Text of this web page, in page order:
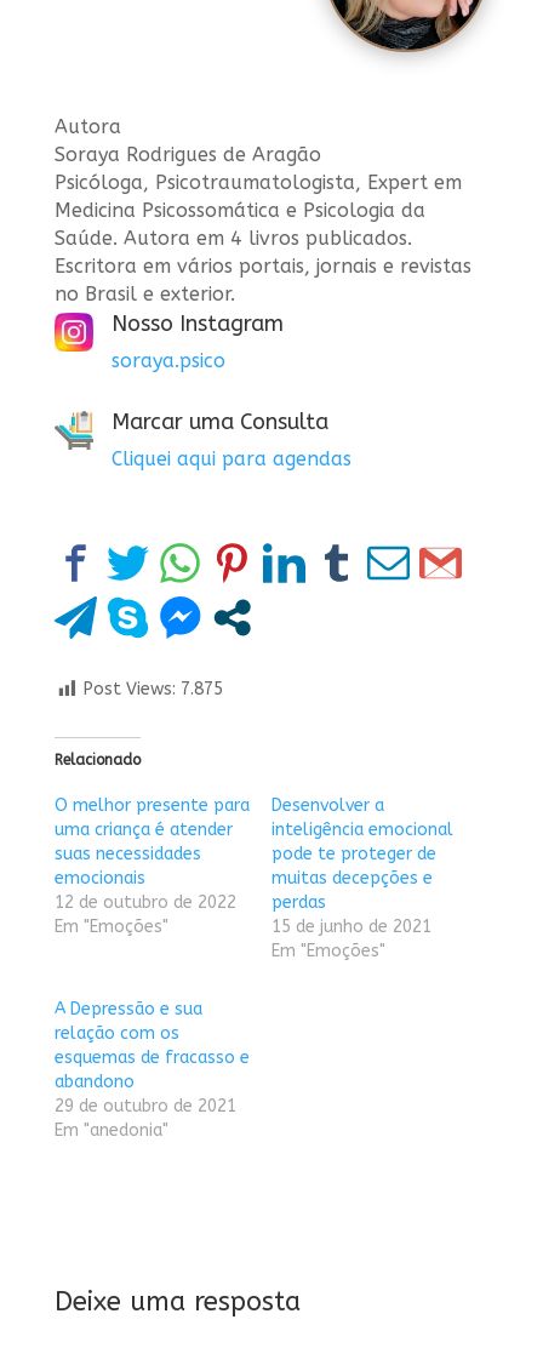
Autora
Soraya Rodrigues de Aragão
Psicóloga, Psicotraumatologista, Expert em
Medicina Psicossomática e Psicologia da
Saúde. Autora em 4 livros publicados.
Escritora em vários portais, jornais e revistas
no Brasil e exterior.
Nosso Instagram
soraya.psico
Marcar uma Consulta
Cliquei aqui para agendas
Post Views: 7.875
Relacionado
O melhor presente para
uma criança é atender
suas necessidades
emocionais
12 de outubro de 2022
Em "Emoções"
Desenvolver a
inteligência emocional
pode te proteger de
muitas decepções e
perdas
15 de junho de 2021
Em "Emoções"
A Depressão e sua
relação com os
esquemas de fracasso e
abandono
29 de outubro de 2021
Em "anedonia"
Deixe uma resposta